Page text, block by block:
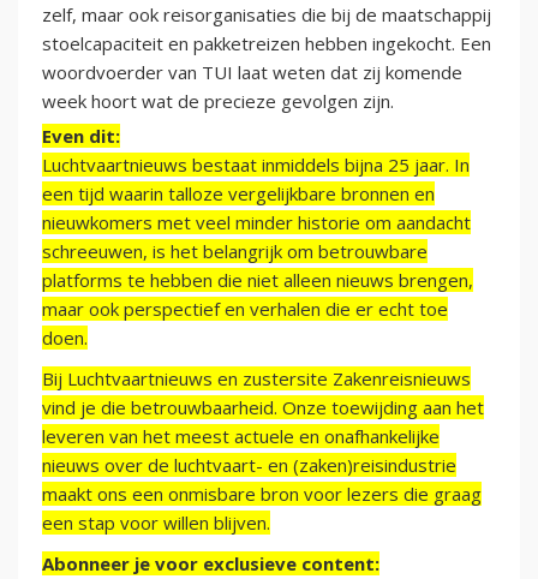
zelf, maar ook reisorganisaties die bij de maatschappij
stoelcapaciteit en pakketreizen hebben ingekocht. Een
woordvoerder van TUI laat weten dat zij komende
week hoort wat de precieze gevolgen zijn.
Even dit:
Luchtvaartnieuws bestaat inmiddels bijna 25 jaar. In
een tijd waarin talloze vergelijkbare bronnen en
nieuwkomers met veel minder historie om aandacht
schreeuwen, is het belangrijk om betrouwbare
platforms te hebben die niet alleen nieuws brengen,
maar ook perspectief en verhalen die er echt toe
doen.
Bij Luchtvaartnieuws en zustersite Zakenreisnieuws
vind je die betrouwbaarheid. Onze toewijding aan het
leveren van het meest actuele en onafhankelijke
nieuws over de luchtvaart- en (zaken)reisindustrie
maakt ons een onmisbare bron voor lezers die graag
een stap voor willen blijven.
Abonneer je voor exclusieve content: